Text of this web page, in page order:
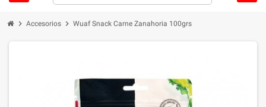
chevron_right Accesorios chevron_right Wuaf Snack Carne Zanahoria 100grs